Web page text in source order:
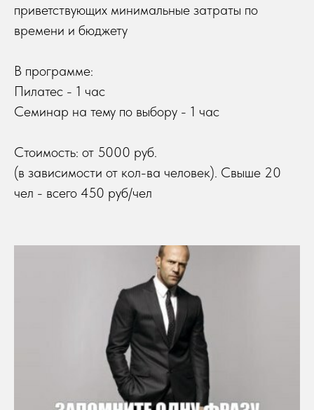
приветствующих минимальные затраты по
времени и бюджету
В программе:
Пилатес - 1 час
Семинар на тему по выбору - 1 час
Стоимость: от 5000 руб.
(в зависимости от кол-ва человек). Свыше 20
чел - всего 450 руб/чел